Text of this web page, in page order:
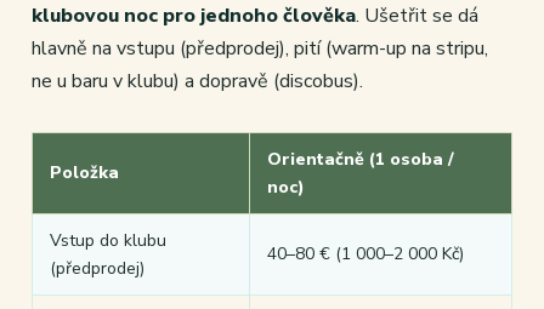
klubovou noc pro jednoho člověka. Ušetřit se dá
hlavně na vstupu (předprodej), pití (warm-up na stripu,
ne u baru v klubu) a dopravě (discobus).
Položka
Orientačně (1 osoba /
noc)
Vstup do klubu
(předprodej)
40–80 € (1 000–2 000 Kč)